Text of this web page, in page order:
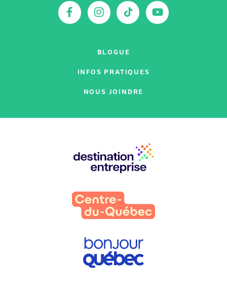
Facebook
Instagram
TikTok
BLOGUE
INFOS PRATIQUES
NOUS JOINDRE
partenaires
: